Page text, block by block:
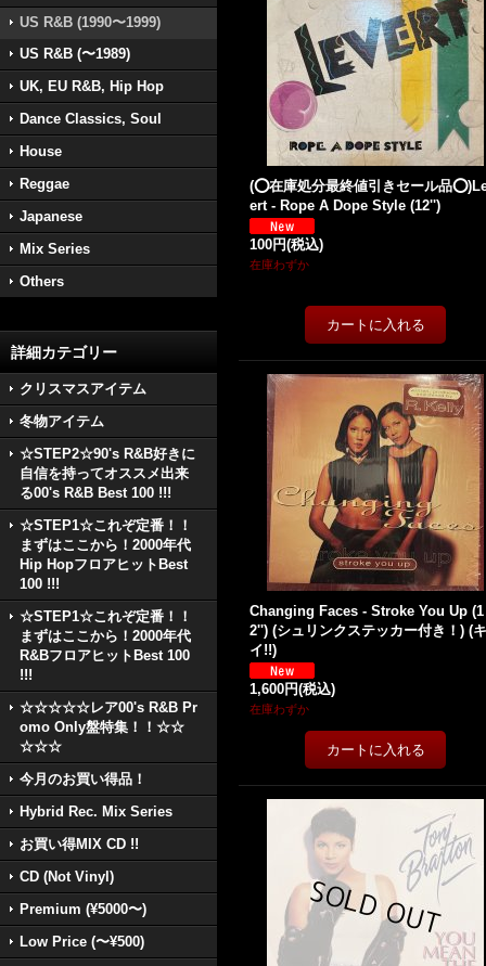
US R&B (1990〜1999)
US R&B (〜1989)
UK, EU R&B, Hip Hop
Dance Classics, Soul
House
Reggae
Japanese
Mix Series
Others
詳細カテゴリー
クリスマスアイテム
冬物アイテム
☆STEP2☆90's R&B好きに
自信を持ってオススメ出来
る00's R&B Best 100 !!!
☆STEP1☆これぞ定番！！
まずはここから！2000年代
Hip HopフロアヒットBest
100 !!!
☆STEP1☆これぞ定番！！
まずはここから！2000年代
R&BフロアヒットBest 100
!!!
☆☆☆☆☆レア00's R&B Pr
omo Only盤特集！！☆☆
☆☆☆
今月のお買い得品！
Hybrid Rec. Mix Series
お買い得MIX CD !!
CD (Not Vinyl)
Premium (¥5000〜)
Low Price (〜¥500)
(⭕️在庫処分最終値引きセール品
ert - Rope A Dope Style (12'')
100円(税込)
在庫わずか
Changing Faces - Stroke You Up (1
2'') (シュリンクステッカー付き！) (
イ!!)
1,600円(税込)
在庫わずか